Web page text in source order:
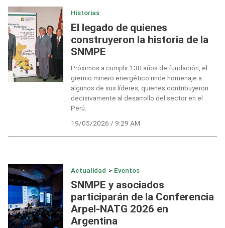
Historias
El legado de quienes
construyeron la historia de la
SNMPE
Próximos a cumplir 130 años de fundación, el
gremio minero energético rinde homenaje a
algunos de sus líderes, quienes contribuyeron
decisivamente al desarrollo del sector en el
Perú.
19/05/2026 / 9:29 AM
Actualidad > Eventos
SNMPE y asociados
participarán de la Conferencia
Arpel-NATG 2026 en
Argentina